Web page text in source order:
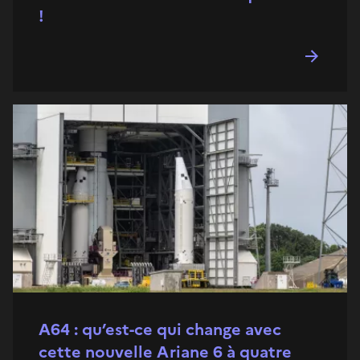
!
A64 : qu’est-ce qui change avec
cette nouvelle Ariane 6 à quatre